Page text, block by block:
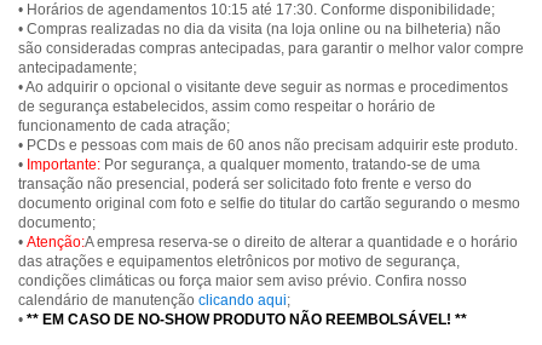
• Horários de agendamentos 10:15 até 17:30. Conforme disponibilidade;
• Compras realizadas no dia da visita (na loja online ou na bilheteria) não
são consideradas compras antecipadas, para garantir o melhor valor compre
antecipadamente;
• Ao adquirir o opcional o visitante deve seguir as normas e procedimentos
de segurança estabelecidos, assim como respeitar o horário de
funcionamento de cada atração;
• PCDs e pessoas com mais de 60 anos não precisam adquirir este produto.
• Importante: Por segurança, a qualquer momento, tratando-se de uma
transação não presencial, poderá ser solicitado foto frente e verso do
documento original com foto e selfie do titular do cartão segurando o mesmo
documento;
• Atenção:A empresa reserva-se o direito de alterar a quantidade e o horário
das atrações e equipamentos eletrônicos por motivo de segurança,
condições climáticas ou força maior sem aviso prévio. Confira nosso
calendário de manutenção clicando aqui;
• ** EM CASO DE NO-SHOW PRODUTO NÃO REEMBOLSÁVEL! **